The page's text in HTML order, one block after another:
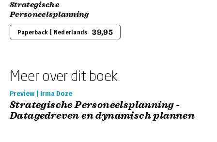
Strategische
Personeelsplanning
Paperback | Nederlands 39,95
Meer over dit boek
Preview | Irma Doze
Strategische Personeelsplanning -
Datagedreven en dynamisch plannen